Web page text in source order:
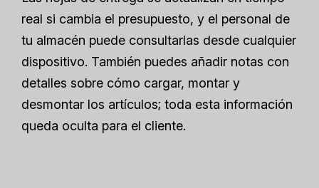
real si cambia el presupuesto, y el personal de
tu almacén puede consultarlas desde cualquier
dispositivo. También puedes añadir notas con
detalles sobre cómo cargar, montar y
desmontar los artículos; toda esta información
queda oculta para el cliente.